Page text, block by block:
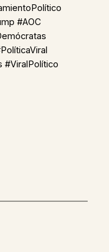
#AOC
#ViralPolítico